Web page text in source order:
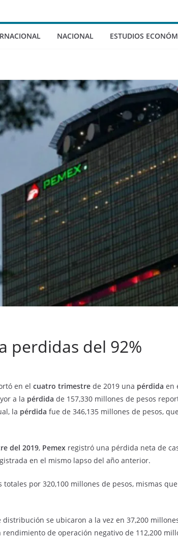
NACIONAL ESTUDIOS
perdidas del 92%
en el cuatro trimestre de 2019 una pérdida en
a la pérdida de 157,330 millones de pesos
la pérdida fue de 346,135 millones de pesos,
del 2019, Pemex registró una pérdida neta de
en el mismo lapso del año anterior.
por 320,100 millones de pesos, mismas
se ubicaron a la vez en 37,200
de operación negativo de 112,200